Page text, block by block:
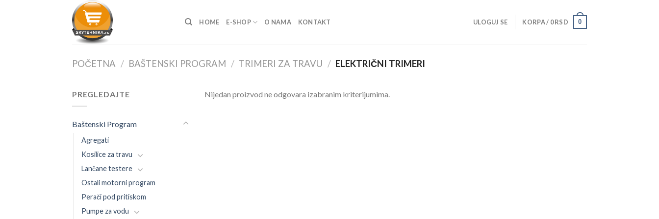
HOME E-SHOP O NAMA KONTAKT ULOGUJ SE KORPA / 0RSD 0
POČETNA / BAŠTENSKI PROGRAM / TRIMERI ZA TRAVU / ELEKTRIČNI TRIMERI
PREGLEDAJTE
Baštenski Program
Agregati
Kosilice za travu
Lančane testere
Ostali motorni program
Perači pod pritiskom
Pumpe za vodu
Nijedan proizvod ne odgovara izabranim kriterijumima.